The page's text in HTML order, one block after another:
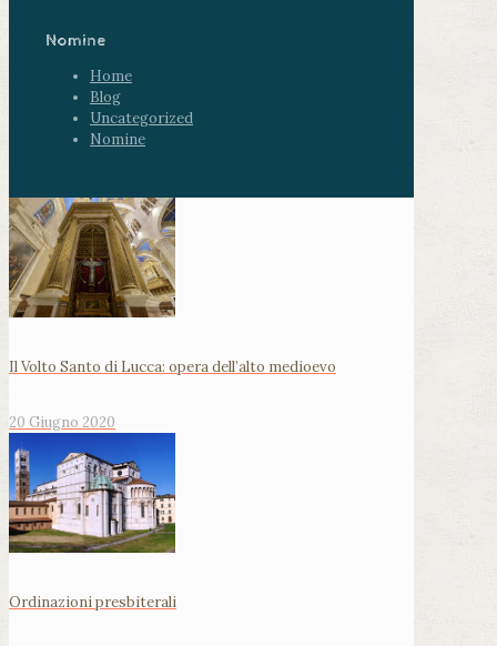
Nomine
Home
Blog
Uncategorized
Nomine
Il Volto Santo di Lucca: opera dell’alto medioevo
20 Giugno 2020
Ordinazioni presbiterali